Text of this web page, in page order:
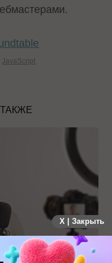
JavaScript
вошел в фазу
X | Закрыть